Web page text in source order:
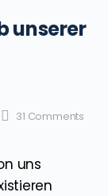
unserer
31 Comments
uns